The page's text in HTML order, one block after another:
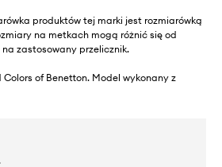
produktów tej marki jest rozmiarówką
na metkach mogą różnić się od
zastosowany przelicznik.
of Benetton. Model wykonany z